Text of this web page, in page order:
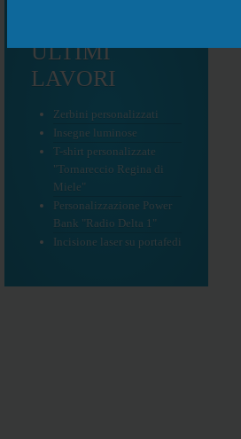
ULTIMI
LAVORI
Zerbini personalizzati
Insegne luminose
T-shirt personalizzate
"Tornareccio Regina di
Miele"
Personalizzazione Power
Bank "Radio Delta 1"
Incisione laser su portafedi